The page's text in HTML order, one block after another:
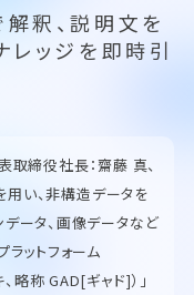
釈、説明文を
レッジを即時引
取締役社長：齋藤 真、
い、非構造データを
ータ、画像データなど
ットフォーム
略称 GAD[ギャド]）」